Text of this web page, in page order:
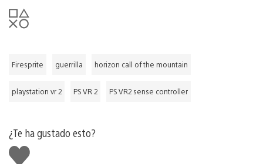
Firesprite guerrilla horizon call of the mountain
playstation vr 2 PS VR 2 PS VR2 sense controller
¿Te ha gustado esto?
Me
gusta